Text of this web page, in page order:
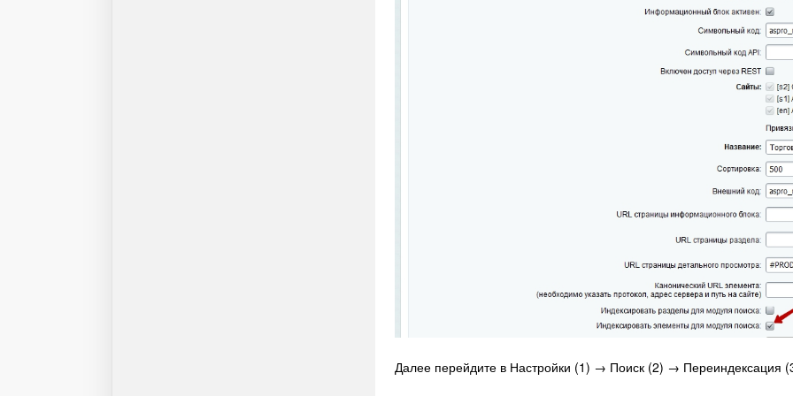
Далее перейдите в Настройки (1) → Поиск (2) → Переиндексация